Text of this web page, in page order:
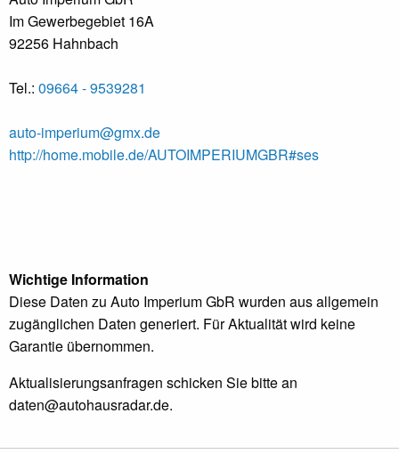
Im Gewerbegebiet 16A
92256 Hahnbach
Tel.: 09664 - 9539281
auto-imperium@gmx.de
http://home.mobile.de/AUTOIMPERIUMGBR#ses
Wichtige Information
Diese Daten zu Auto Imperium GbR wurden aus allgemein
zugänglichen Daten generiert. Für Aktualität wird keine
Garantie übernommen.
Aktualisierungsanfragen schicken Sie bitte an
daten@autohausradar.de.